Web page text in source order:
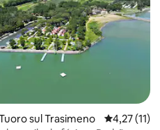
de 5, 10 avaliações
sul Trasimeno 4,27 de
4,27 (11)